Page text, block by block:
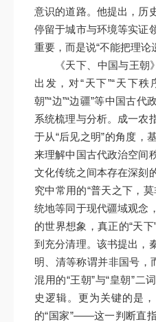
意识的道路。他提出，历
停留于城市与环境等实
重要，而是说“不能把理论
《天下、中国与王朝
出发，对“天下”“天下秩
朝”“边”“边疆”等中国古
系统梳理与分析。成一农
于从“后见之明”的角度，
来理解中国古代政治空间
文化传统之间本存在深刻
究中常用的“普天之下，
统地等同于现代疆域观念
的世界想象，真正的“天
到充分清理。该书提出，
明、清等称谓并非国号，
混用的“王朝”与“皇朝”二
史逻辑。更为关键的是
的“国家”——这一判断直